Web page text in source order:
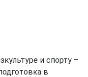
и спорту –
в